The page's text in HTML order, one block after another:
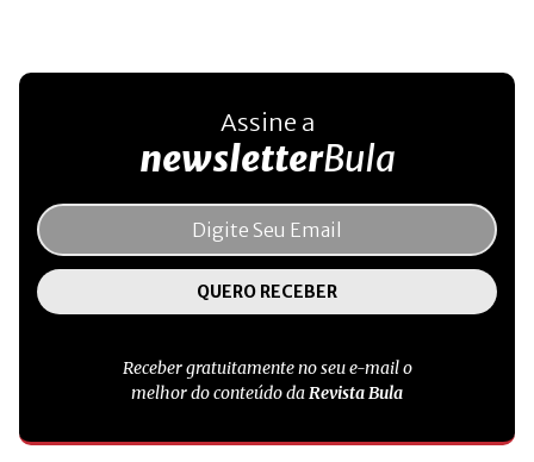
Assine a
newsletterBula
Receber gratuitamente no seu e-mail o
melhor do conteúdo daRevista Bula